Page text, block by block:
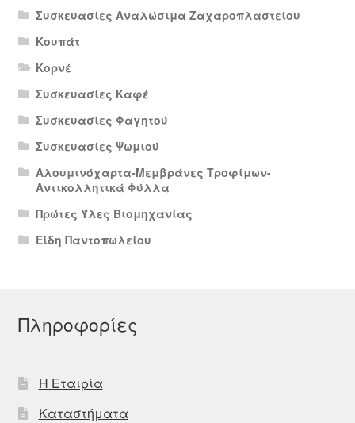
Συσκευασίες Αναλώσιμα Ζαχαροπλαστείου
Κουπάτ
Κορνέ
Συσκευασίες Καφέ
Συσκευασίες Φαγητού
Συσκευασίες Ψωμιού
Αλουμινόχαρτα-Μεμβράνες Τροφίμων-
Αντικολλητικά Φύλλα
Πρώτες Ύλες Βιομηχανίας
Είδη Παντοπωλείου
Πληροφορίες
Η Εταιρία
Καταστήματα